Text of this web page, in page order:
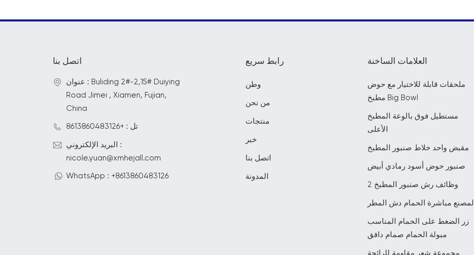
اتصل بنا
عنوان : Buliding 2#-2,15# Duiying
Road Jimei , Xiamen, Fujian,
China
تل : +8613860483126
البريد الإلكتروني :
nicole.yuan@xmhejall.com
WhatsApp : +8613860483126
رابط سريع
وطن
من نحن
منتجات
خبر
اتصل بنا
المدونة
العلامات الساخنة
ملحقات قابلة للاختيار مع حوض
مطبخ Big Bowl
مستطيل فوق بالوعة المطبخ
الأعلى
مقبض واحد خلاط صنبور المطبخ
صنبور حوض أسود رمادي أبيض
2 وظائف رش صنبور المطبخ
المصنع مباشرة الحمام دش المطر
زر الضغط على الحمام المناسب
مبولة الحمام صمام دافق
مجموعة شعر مقاومة للرائحة